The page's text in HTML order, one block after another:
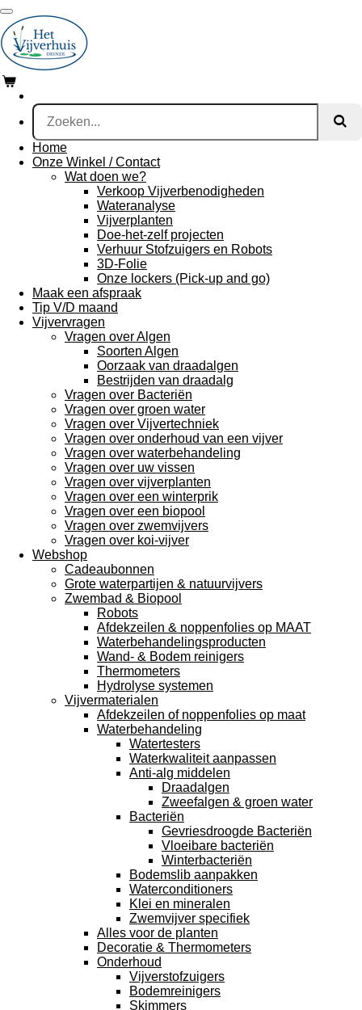
Ga
direct
naar
de
hoofdinhoud
Home
Onze Winkel / Contact
Wat doen we?
Verkoop Vijverbenodigheden
Wateranalyse
Vijverplanten
Doe-het-zelf projecten
Verhuur Stofzuigers en Robots
3D-Folie
Onze lockers (Pick-up and go)
Maak een afspraak
Tip V/D maand
Vijvervragen
Vragen over Algen
Soorten Algen
Oorzaak van draadalgen
Bestrijden van draadalg
Vragen over Bacteriën
Vragen over groen water
Vragen over Vijvertechniek
Vragen over onderhoud van een vijver
Vragen over waterbehandeling
Vragen over uw vissen
Vragen over vijverplanten
Vragen over een winterprik
Vragen over een biopool
Vragen over zwemvijvers
Vragen over koi-vijver
Webshop
Cadeaubonnen
Grote waterpartijen & natuurvijvers
Zwembad & Biopool
Robots
Afdekzeilen & noppenfolies op MAAT
Waterbehandelingsproducten
Wand- & Bodem reinigers
Thermometers
Hydrolyse systemen
Vijvermaterialen
Afdekzeilen of noppenfolies op maat
Waterbehandeling
Watertesters
Waterkwaliteit aanpassen
Anti-alg middelen
Draadalgen
Zweefalgen & groen water
Bacteriën
Gevriesdroogde Bacteriën
Vloeibare bacteriën
Winterbacteriën
Bodemslib aanpakken
Waterconditioners
Klei en mineralen
Zwemvijver specifiek
Alles voor de planten
Decoratie & Thermometers
Onderhoud
Vijverstofzuigers
Bodemreinigers
Skimmers